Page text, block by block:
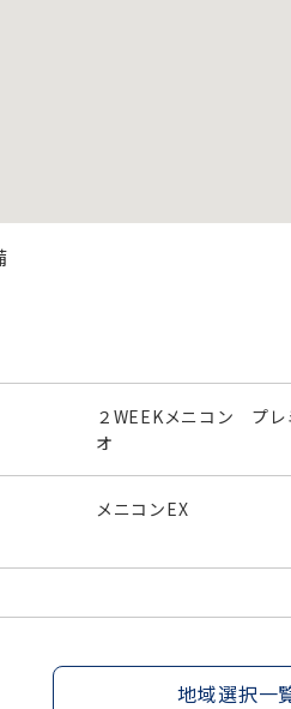
２WEEKメニコン プレ
オ
メニコンEX
地域選択一